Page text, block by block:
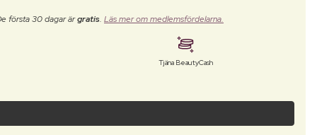
första 30 dagar ärgratis. Läs mer om medlemsfördelarna.
Tjäna BeautyCash